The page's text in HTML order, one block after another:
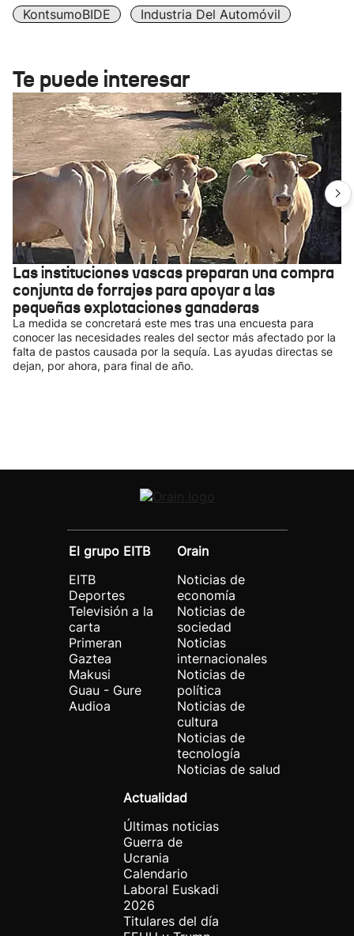
KontsumoBIDE
Industria Del Automóvil
Te puede interesar
Las instituciones vascas preparan una compra
conjunta de forrajes para apoyar a las
pequeñas explotaciones ganaderas
La medida se concretará este mes tras una encuesta para
conocer las necesidades reales del sector más afectado por la
falta de pastos causada por la sequía. Las ayudas directas se
dejan, por ahora, para final de año.
El grupo EITB
EITB
Deportes
Televisión a la
carta
Primeran
Gaztea
Makusi
Guau - Gure
Audioa
Orain
Noticias de
economía
Noticias de
sociedad
Noticias
internacionales
Noticias de
política
Noticias de
cultura
Noticias de
tecnología
Noticias de salud
Actualidad
Últimas noticias
Guerra de
Ucrania
Calendario
Laboral Euskadi
2026
Titulares del día